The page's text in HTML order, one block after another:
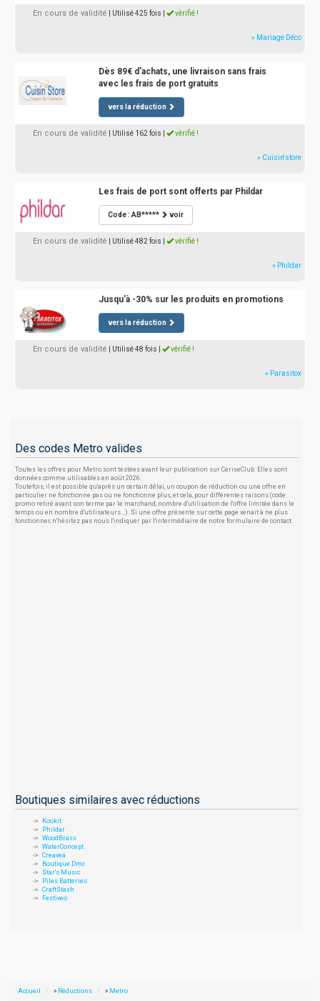
En cours de validité | Utilisé 425 fois vérifié !
» Mariage Déco
Dès 89€ d'achats, une livraison sans frais
avec les frais de port gratuits
vers la réduction
En cours de validité | Utilisé 162 fois vérifié !
» Cuisin'store
Les frais de port sont offerts par Phildar
Code : AB***** voir
En cours de validité | Utilisé 482 fois vérifié !
» Phildar
Jusqu'à -30% sur les produits en promotions
vers la réduction
En cours de validité | Utilisé 48 fois vérifié !
» Parasitox
Des codes Metro valides
Toutes les offres pour Metro sont testées avant leur publication sur CeriseClub. Elles sont
données comme utilisables en août 2026.
Toutefois, il est possible qu'après un certain délai, un coupon de réduction ou une offre en
particulier ne fonctionne pas ou ne fonctionne plus, et cela, pour différentes raisons (code
promo retiré avant son terme par le marchand, nombre d'utilisation de l'offre limitée dans le
temps ou en nombre d'utilisateurs...). Si une offre présente sur cette page venait à ne plus
fonctionner, n'hésitez pas nous l'indiquer par l'intermédiaire de notre formulaire de contact.
Boutiques similaires avec réductions
Kookit
Phildar
WoodBrass
WaterConcept
Creavea
Boutique Dmc
Star's Music
Piles Batteries
CraftStash
Festiveo
Accueil » Réductions » Metro